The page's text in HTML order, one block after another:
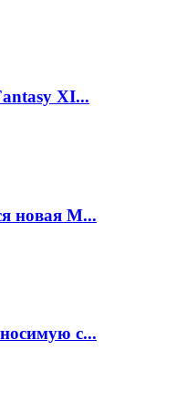
XI...
новая M...
с...